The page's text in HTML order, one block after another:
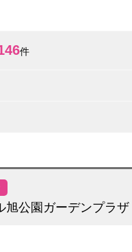
件
旭公園ガーデンプラ